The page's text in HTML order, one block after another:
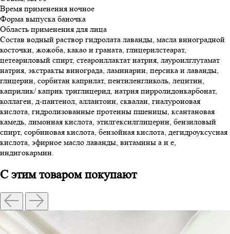
Время применения ночное
Форма выпуска баночка
Область применения для лица
Состав водный раствор гидролата лаванды, масла виноградной
косточки, жожоба, какао и граната, глицерилстеарат,
цетеариловый спирт, стеароиллактат натрия, лауроилглутамат
натрия, экстракты винограда, ламинарии, персика и лаванды,
глицерин, сорбитан каприлат, пентиленгликоль, лецитин,
каприлик/ каприк триглицерид, натрия пирролидонкарбонат,
коллаген, д-пантенол, аллантоин, сквалан, гиалуроновая
кислота, гидролизованные протеины пшеницы, ксантановая
камедь, лимонная кислота, этилгексилглицерин, бензиловый
спирт, сорбиновая кислота, бензойная кислота, дегидроуксусная
кислота, эфирное масло лаванды, витамины а и е,
индигокармин.
С этим товаром покупают